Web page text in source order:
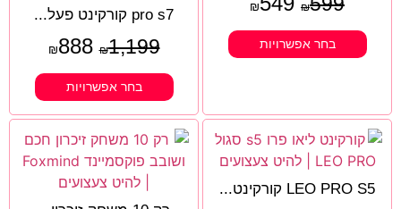
₪
₪
בחר אפשרויות
pro s7 קורקינט פעל...
₪1,199
₪888
בחר אפשרויות
LEO PRO S5 קורקינט...